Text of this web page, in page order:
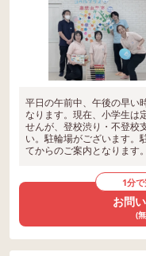
平日の午前中、午後の早い
なります。現在、小学生は
せんが、登校渋り・不登校
い。駐輪場がございます。
てからのご案内となります。
1分で
お問
(